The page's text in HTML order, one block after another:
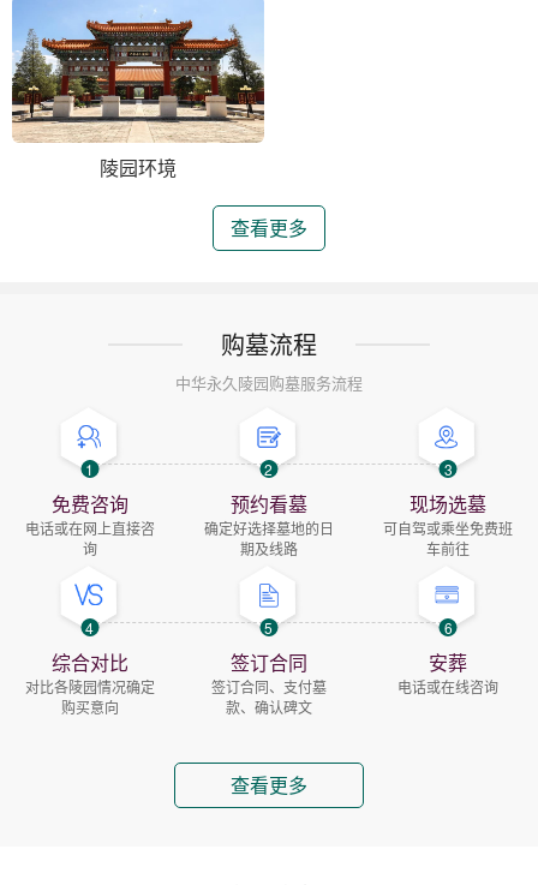
陵园环境
查看更多
购墓流程
中华永久陵园购墓服务流程
1
免费咨询
电话或在网上直接咨
询
2
预约看墓
确定好选择墓地的日
期及线路
3
现场选墓
可自驾或乘坐免费班
车前往
4
综合对比
对比各陵园情况确定
购买意向
5
签订合同
签订合同、支付墓
款、确认碑文
6
安葬
电话或在线咨询
查看更多